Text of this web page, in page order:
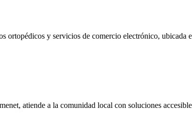
ortopédicos y servicios de comercio electrónico, ubicada
atiende a la comunidad local con soluciones